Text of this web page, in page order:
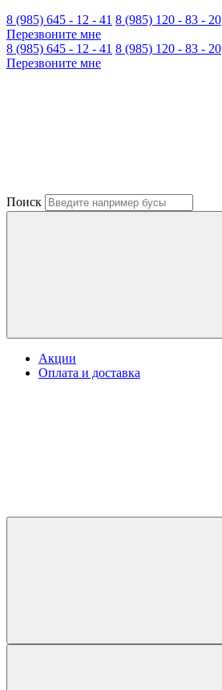
8 (985) 645 - 12 - 41 8 (985) 120 - 83 - 20
Перезвоните мне
8 (985) 645 - 12 - 41 8 (985) 120 - 83 - 20
Перезвоните мне
Поиск
Акции
Оплата и доставка